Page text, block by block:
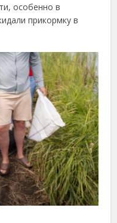
особенно в
прикормку в